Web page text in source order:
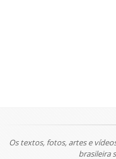
Os textos, fotos, artes e
brasileira